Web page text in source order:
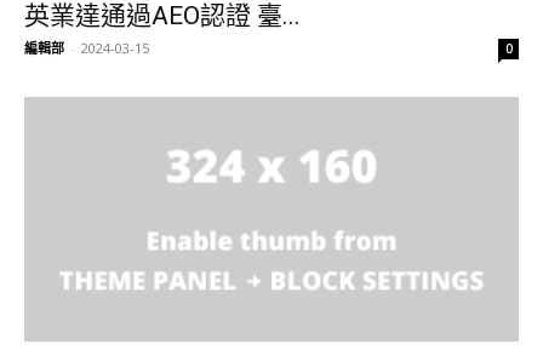
英業達通過AEO認證 臺...
編輯部 - 2024-03-15 0